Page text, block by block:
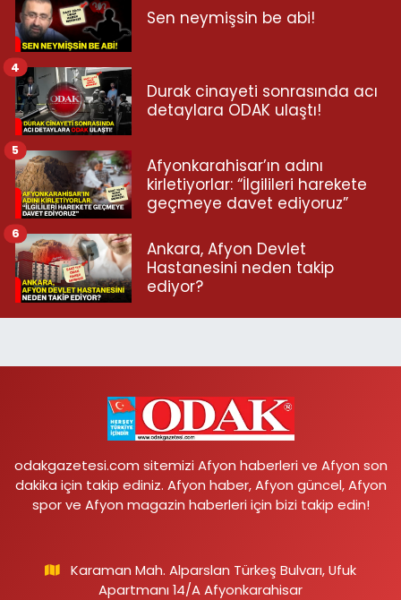
Sen neymişsin be abi!
Durak cinayeti sonrasında acı
detaylara ODAK ulaştı!
4
Afyonkarahisar’ın adını
kirletiyorlar: “İlgilileri harekete
geçmeye davet ediyoruz”
5
Ankara, Afyon Devlet
Hastanesini neden takip
ediyor?
6
odakgazetesi.com sitemizi Afyon haberleri ve Afyon son
dakika için takip ediniz. Afyon haber, Afyon güncel, Afyon
spor ve Afyon magazin haberleri için bizi takip edin!
Karaman Mah. Alparslan Türkeş Bulvarı, Ufuk
Apartmanı 14/A Afyonkarahisar